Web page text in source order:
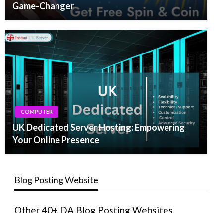
Game-Changer
COMPUTER
UK Dedicated Server Hosting: Empowering
Your Online Presence
Blog Posting Website
Other 40+ DA Blog Posting Websites